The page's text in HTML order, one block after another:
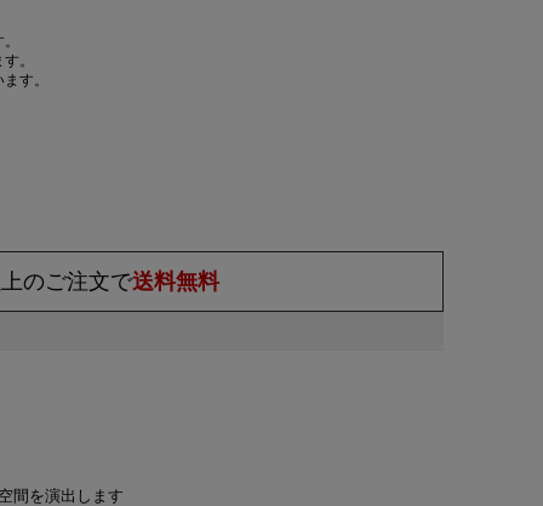
。
す。
のご注文で送料無料
間を演出します